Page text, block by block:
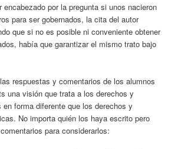
encabezado por la pregunta si unos nacieron
para ser gobernados, la cita del autor
que si no es posible ni conveniente obtener
había que garantizar el mismo trato bajo
respuestas y comentarios de los alumnos
una visión que trata a los derechos y
forma diferente que los derechos y
No importa quién los haya escrito pero
para considerarlos: